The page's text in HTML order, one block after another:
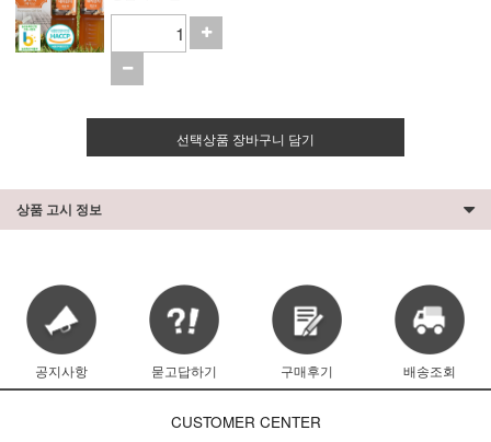
선택상품 장바구니 담기
상품 고시 정보
공지사항 묻고답하기 구매후기 배송조회
CUSTOMER CENTER